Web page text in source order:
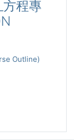
方程專
Outline)